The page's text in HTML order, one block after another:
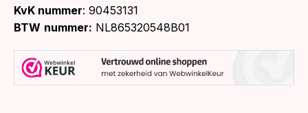
KvK nummer: 90453131
BTW nummer: NL865320548B01